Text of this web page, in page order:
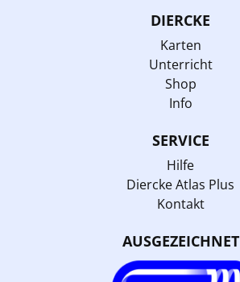
DIERCKE
Karten
Unterricht
Shop
Info
SERVICE
Hilfe
Diercke Atlas Plus
Kontakt
AUSGEZEICHNET